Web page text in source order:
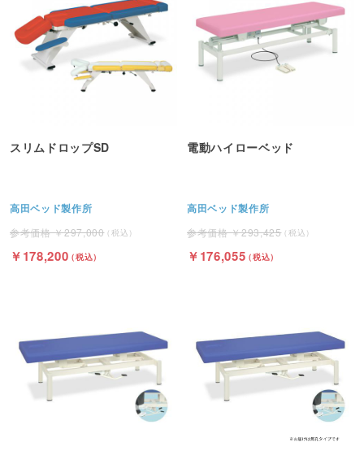
スリムドロップSD
高田ベッド製作所
297,000
178,200
電動ハイローベッド
高田ベッド製作所
293,425
176,055